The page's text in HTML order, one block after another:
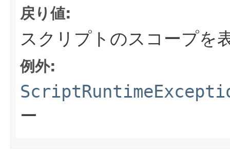
戻り値:
スクリプトのスコープを
例外:
ー